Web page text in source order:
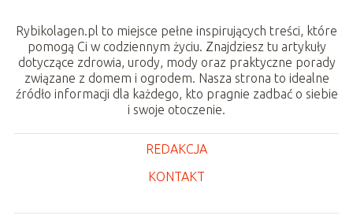
Rybikolagen.pl to miejsce pełne inspirujących treści, które
pomogą Ci w codziennym życiu. Znajdziesz tu artykuły
dotyczące zdrowia, urody, mody oraz praktyczne porady
związane z domem i ogrodem. Nasza strona to idealne
źródło informacji dla każdego, kto pragnie zadbać o siebie
i swoje otoczenie.
REDAKCJA
KONTAKT